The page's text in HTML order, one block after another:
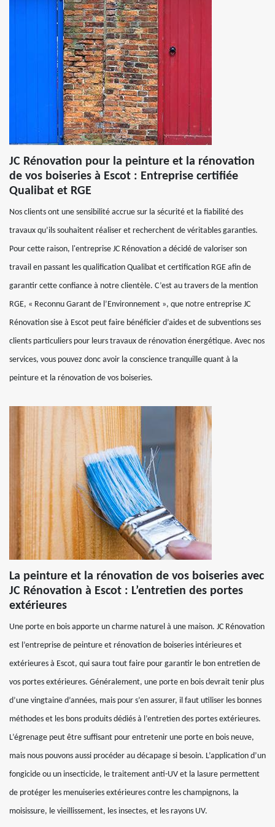
JC Rénovation pour la peinture et la rénovation
de vos boiseries à Escot : Entreprise certifiée
Qualibat et RGE
Nos clients ont une sensibilité accrue sur la sécurité et la fiabilité des
travaux qu’ils souhaitent réaliser et recherchent de véritables garanties.
Pour cette raison, l'entreprise JC Rénovation a décidé de valoriser son
travail en passant les qualification Qualibat et certification RGE afin de
garantir cette confiance à notre clientèle. C’est au travers de la mention
RGE, « Reconnu Garant de l’Environnement », que notre entreprise JC
Rénovation sise à Escot peut faire bénéficier d’aides et de subventions ses
clients particuliers pour leurs travaux de rénovation énergétique. Avec nos
services, vous pouvez donc avoir la conscience tranquille quant à la
peinture et la rénovation de vos boiseries.
La peinture et la rénovation de vos boiseries avec
JC Rénovation à Escot : L’entretien des portes
extérieures
Une porte en bois apporte un charme naturel à une maison. JC Rénovation
est l’entreprise de peinture et rénovation de boiseries intérieures et
extérieures à Escot, qui saura tout faire pour garantir le bon entretien de
vos portes extérieures. Généralement, une porte en bois devrait tenir plus
d’une vingtaine d’années, mais pour s’en assurer, il faut utiliser les bonnes
méthodes et les bons produits dédiés à l’entretien des portes extérieures.
L’égrenage peut être suffisant pour entretenir une porte en bois neuve,
mais nous pouvons aussi procéder au décapage si besoin. L’application d’un
fongicide ou un insecticide, le traitement anti-UV et la lasure permettent
de protéger les menuiseries extérieures contre les champignons, la
moisissure, le vieillissement, les insectes, et les rayons UV.